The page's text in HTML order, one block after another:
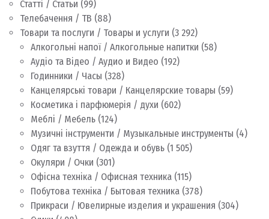
Статті / Статьи (99)
Телебачення / ТВ (88)
Товари та послуги / Товары и услуги (3 292)
Алкогольні напої / Алкогольные напитки (58)
Аудіо та Відео / Аудио и Видео (192)
Годинники / Часы (328)
Канцелярські товари / Канцелярские товары (59)
Косметика і парфюмерія / духи (602)
Меблі / Мебель (124)
Музичні інструменти / Музыкальные инструменты (4)
Одяг та взуття / Одежда и обувь (1 505)
Окуляри / Очки (301)
Офісна техніка / Офисная техника (115)
Побутова техніка / Бытовая техника (378)
Прикраси / Ювелирные изделия и украшения (304)